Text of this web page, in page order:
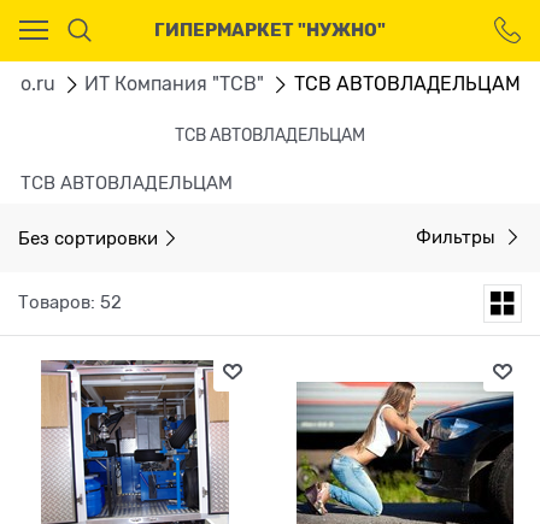
ГИПЕРМАРКЕТ "НУЖНО"
ИТ Компания "ТСВ" ТСВ АВТОВЛАДЕЛЬЦАМ
ТСВ АВТОВЛАДЕЛЬЦАМ
ТСВ АВТОВЛАДЕЛЬЦАМ
Без сортировки Фильтры
Товаров: 52
Ваш город - Москва,
угадали?
ДА НЕТ